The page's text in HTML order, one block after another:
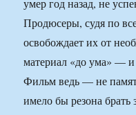
умер год назад, не
Продюсеры, судя по
освобождает их от
материал «до ума» —
Фильм ведь — не
имело бы резона брать